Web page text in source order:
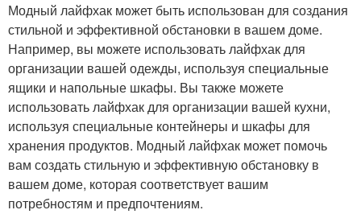
Модный лайфхак может быть использован для создания
стильной и эффективной обстановки в вашем доме.
Например, вы можете использовать лайфхак для
организации вашей одежды, используя специальные
ящики и напольные шкафы. Вы также можете
использовать лайфхак для организации вашей кухни,
используя специальные контейнеры и шкафы для
хранения продуктов. Модный лайфхак может помочь
вам создать стильную и эффективную обстановку в
вашем доме, которая соответствует вашим
потребностям и предпочтениям.